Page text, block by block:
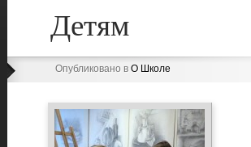
Детям
Опубликовано в О Школе